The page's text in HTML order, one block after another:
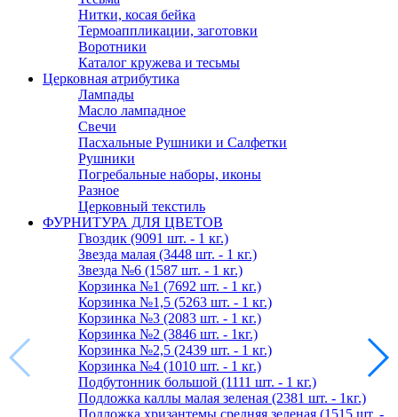
Нитки, косая бейка
Термоаппликации, заготовки
Воротники
Каталог кружева и тесьмы
Церковная атрибутика
Лампады
Масло лампадное
Свечи
Пасхальные Рушники и Салфетки
Рушники
Погребальные наборы, иконы
Разное
Церковный текстиль
ФУРНИТУРА ДЛЯ ЦВЕТОВ
Гвоздик (9091 шт. - 1 кг.)
Звезда малая (3448 шт. - 1 кг.)
Звезда №6 (1587 шт. - 1 кг.)
Корзинка №1 (7692 шт. - 1 кг.)
Корзинка №1,5 (5263 шт. - 1 кг.)
Корзинка №3 (2083 шт. - 1 кг.)
Корзинка №2 (3846 шт. - 1кг.)
Корзинка №2,5 (2439 шт. - 1 кг.)
Корзинка №4 (1010 шт. - 1 кг.)
Подбутонник большой (1111 шт. - 1 кг.)
Подложка каллы малая зеленая (2381 шт. - 1кг.)
Подложка хризантемы средняя зеленая (1515 шт. -